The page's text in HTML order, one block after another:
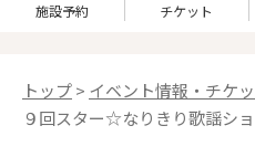
施設予約 チケット
トップ> イベント情報・チケ
９回スター☆なりきり歌謡シ